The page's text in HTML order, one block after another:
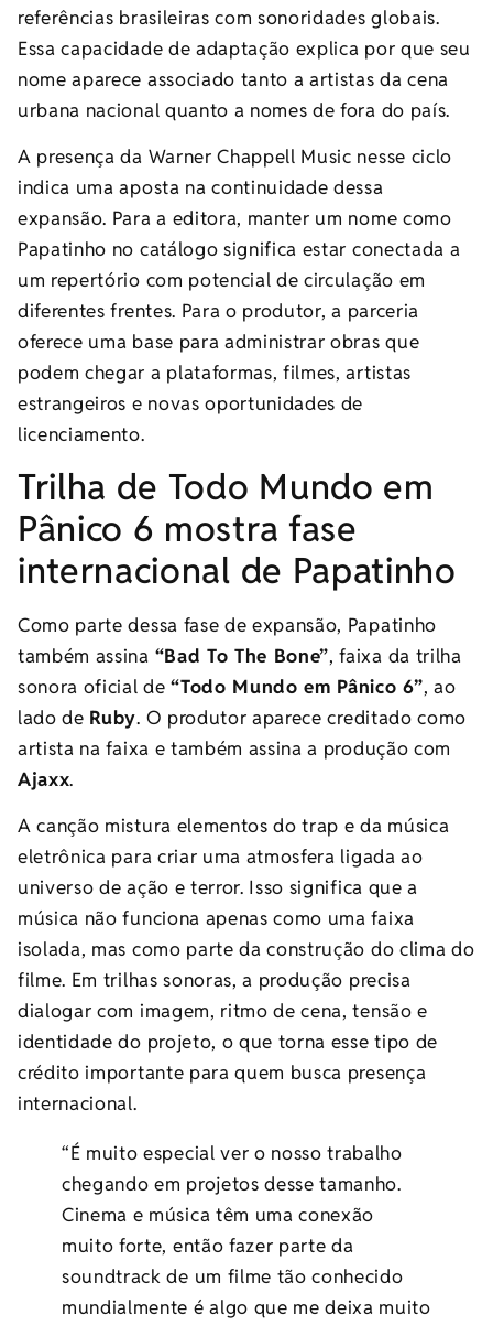
referências brasileiras com sonoridades globais.
Essa capacidade de adaptação explica por que seu
nome aparece associado tanto a artistas da cena
urbana nacional quanto a nomes de fora do país.
A presença da Warner Chappell Music nesse ciclo
indica uma aposta na continuidade dessa
expansão. Para a editora, manter um nome como
Papatinho no catálogo significa estar conectada a
um repertório com potencial de circulação em
diferentes frentes. Para o produtor, a parceria
oferece uma base para administrar obras que
podem chegar a plataformas, filmes, artistas
estrangeiros e novas oportunidades de
licenciamento.
Trilha de Todo Mundo em
Pânico 6 mostra fase
internacional de Papatinho
Como parte dessa fase de expansão, Papatinho
também assina “Bad To The Bone”, faixa da trilha
sonora oficial de“Todo Mundo em Pânico 6”, ao
lado de Ruby. O produtor aparece creditado como
artista na faixa e também assina a produção com
Ajaxx.
A canção mistura elementos do trap e da música
eletrônica para criar uma atmosfera ligada ao
universo de ação e terror. Isso significa que a
música não funciona apenas como uma faixa
isolada, mas como parte da construção do clima do
filme. Em trilhas sonoras, a produção precisa
dialogar com imagem, ritmo de cena, tensão e
identidade do projeto, o que torna esse tipo de
crédito importante para quem busca presença
internacional.
“É muito especial ver o nosso trabalho
chegando em projetos desse tamanho.
Cinema e música têm uma conexão
muito forte, então fazer parte da
soundtrack de um filme tão conhecido
mundialmente é algo que me deixa muito